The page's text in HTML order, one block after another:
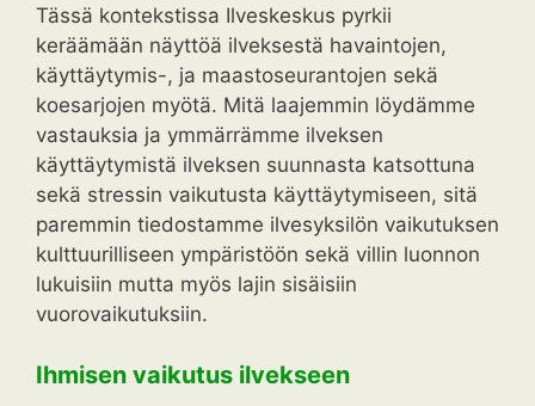
Tässä kontekstissa Ilveskeskus pyrkii
keräämään näyttöä ilveksestä havaintojen,
käyttäytymis-, ja maastoseurantojen sekä
koesarjojen myötä. Mitä laajemmin löydämme
vastauksia ja ymmärrämme ilveksen
käyttäytymistä ilveksen suunnasta katsottuna
sekä stressin vaikutusta käyttäytymiseen, sitä
paremmin tiedostamme ilvesyksilön vaikutuksen
kulttuurilliseen ympäristöön sekä villin luonnon
lukuisiin mutta myös lajin sisäisiin
vuorovaikutuksiin.
Ihmisen vaikutus ilvekseen